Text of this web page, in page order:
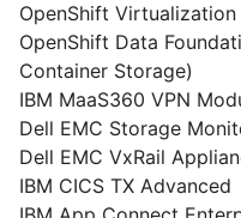
OpenShift Virtualization
OpenShift Data
Container Storage)
IBM MaaS360 VPN
Dell EMC Storage
Dell EMC VxRail
IBM CICS TX Advanced